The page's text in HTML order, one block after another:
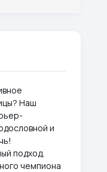
Наш
и
подход,
чемпиона